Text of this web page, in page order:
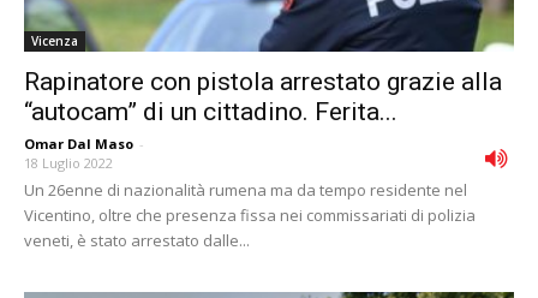
Vicenza
Rapinatore con pistola arrestato grazie alla
“autocam” di un cittadino. Ferita...
Omar Dal Maso -
18 Luglio 2022
Un 26enne di nazionalità rumena ma da tempo residente nel
Vicentino, oltre che presenza fissa nei commissariati di polizia
veneti, è stato arrestato dalle...